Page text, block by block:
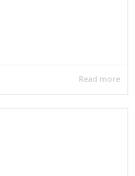
Read more